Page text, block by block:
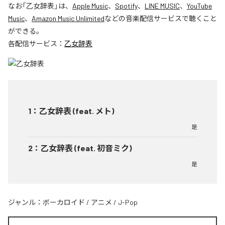
なお「乙女辞表 」は、 Apple Music、 Spotify、 LINE MUSIC、 YouTube
Music、 Amazon Music Unlimitedなどの音楽配信サービスで聴くこと
ができる。
各配信サービス： 乙女辞表
1 ： 乙女辞表 (feat. メト)
是
2 ： 乙女辞表 (feat. 初音ミク)
是
ジャンル： ボーカロイド / アニメ / J-Pop